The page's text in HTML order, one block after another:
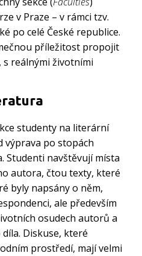
v Praze – v rámci tzv.
po celé České republice.
příležitost propojit
s reálnými životními
studenty na literární
výprava po stopách
Studenti navštěvují místa
autora, čtou texty, které
byly napsány o něm,
ale především
osudech autorů a
Diskuse, které
prostředí, mají velmi